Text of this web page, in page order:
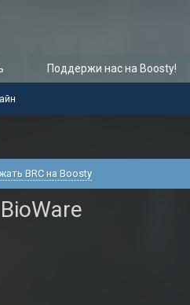
Поддержи нас на Boosty!
BRC на Boosty